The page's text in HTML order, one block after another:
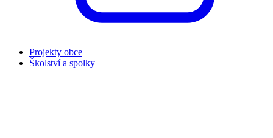
Projekty obce
Školství a spolky